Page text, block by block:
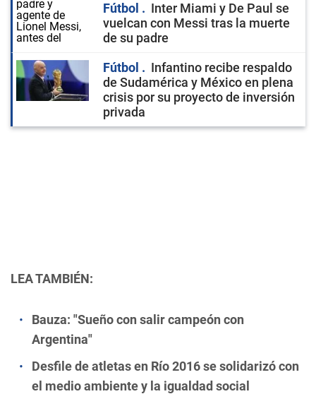
Fútbol
Inter Miami y De Paul se
vuelcan con Messi tras la muerte
de su padre
Fútbol
Infantino recibe respaldo
de Sudamérica y México en plena
crisis por su proyecto de inversión
privada
LEA TAMBIÉN:
Bauza: "Sueño con salir campeón con
Argentina"
Desfile de atletas en Río 2016 se solidarizó con
el medio ambiente y la igualdad social